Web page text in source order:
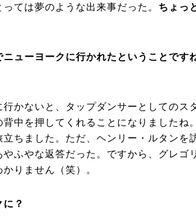
ては夢のような出来事だった。 ちょっ
ューヨークに行かれたということです
かないと、タップダンサーとしてのス
中を押してくれることになりましたね
ちました。ただ、ヘンリー・ルタンを
ふやな返答だった。ですから、グレゴ
りません（笑）。
？